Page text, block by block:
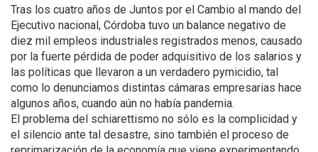
Tras los cuatro años de Juntos por el Cambio al mando del
Ejecutivo nacional, Córdoba tuvo un balance negativo de
diez mil empleos industriales registrados menos, causado
por la fuerte pérdida de poder adquisitivo de los salarios y
las políticas que llevaron a un verdadero pymicidio, tal
como lo denunciamos distintas cámaras empresarias hace
algunos años, cuando aún no había pandemia.
El problema del schiarettismo no sólo es la complicidad y
el silencio ante tal desastre, sino también el proceso de